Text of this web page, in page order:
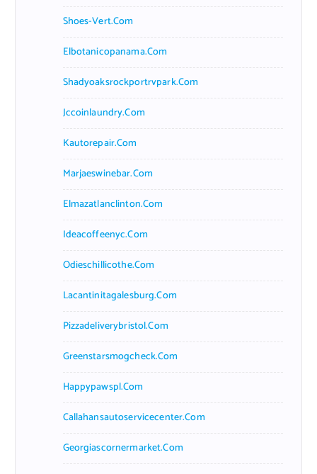
Shoes-Vert.com
Elbotanicopanama.com
Shadyoaksrockportrvpark.com
Jccoinlaundry.com
Kautorepair.com
Marjaeswinebar.com
Elmazatlanclinton.com
Ideacoffeenyc.com
Odieschillicothe.com
Lacantinitagalesburg.com
Pizzadeliverybristol.com
Greenstarsmogcheck.com
Happypawspl.com
Callahansautoservicecenter.com
Georgiascornermarket.com